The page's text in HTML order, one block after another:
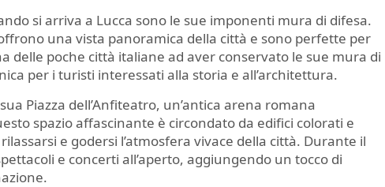
si arriva a Lucca sono le sue imponenti mura di difesa.
una vista panoramica della città e sono perfette per
delle poche città italiane ad aver conservato le sue mura di
per i turisti interessati alla storia e all’architettura.
Piazza dell’Anfiteatro, un’antica arena romana
spazio affascinante è circondato da edifici colorati e
e godersi l’atmosfera vivace della città. Durante il
e concerti all’aperto, aggiungendo un tocco di